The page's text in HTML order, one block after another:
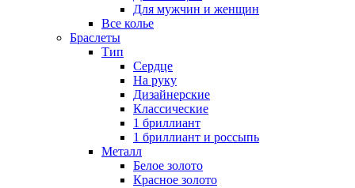
Для мужчин и женщин
Все колье
Браслеты
Тип
Сердце
На руку
Дизайнерские
Классические
1 бриллиант
1 бриллиант и россыпь
Металл
Белое золото
Красное золото